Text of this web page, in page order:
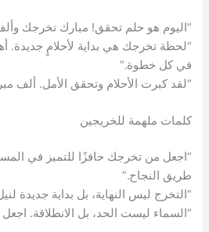
“اليوم هو حلم تحقق! مبارك تخرجك
“لحظة تخرجك هي بداية لأحلامٍ جديدة.
في كل خطوة.”
“لقد كبرت الأحلام وتحقق الأمل. ألف
كلمات ملهمة للخريجين
“اجعل من تخرجك حافزًا للتميز في
طريق النجاح.”
“التخرج ليس النهاية، بل بداية جديدة
“السماء ليست الحد، بل الانطلاقة.